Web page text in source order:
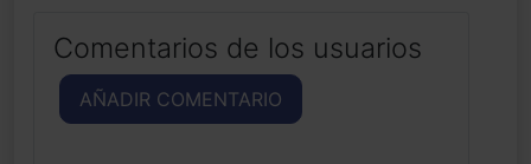
Comentarios de los usuarios
AÑADIR COMENTARIO